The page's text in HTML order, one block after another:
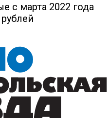
с марта 2022 года